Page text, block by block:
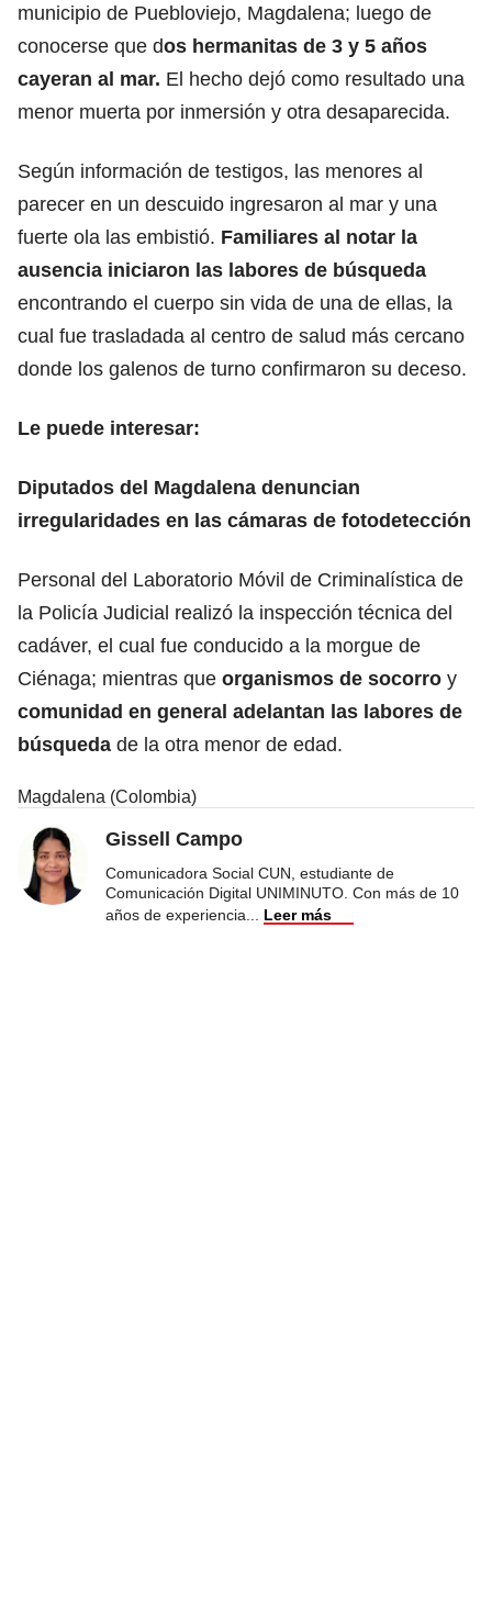
municipio de Puebloviejo, Magdalena; luego de
conocerse que dos hermanitas de 3 y 5 años
cayeran al mar. El hecho dejó como resultado una
menor muerta por inmersión y otra desaparecida.
Según información de testigos, las menores al
parecer en un descuido ingresaron al mar y una
fuerte ola las embistió. Familiares al notar la
ausencia iniciaron las labores de búsqueda
encontrando el cuerpo sin vida de una de ellas, la
cual fue trasladada al centro de salud más cercano
donde los galenos de turno confirmaron su deceso.
Le puede interesar:
Diputados del Magdalena denuncian
irregularidades en las cámaras de fotodetección
Personal del Laboratorio Móvil de Criminalística de
la Policía Judicial realizó la inspección técnica del
cadáver, el cual fue conducido a la morgue de
Ciénaga; mientras que organismos de socorro y
comunidad en general adelantan las labores de
búsqueda de la otra menor de edad.
Magdalena (Colombia)
Gissell Campo
Comunicadora Social CUN, estudiante de
Comunicación Digital UNIMINUTO. Con más de 10
años de experiencia
Leer más